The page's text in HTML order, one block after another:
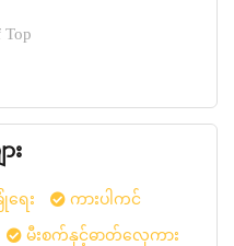
Top
း
ရေး
ကားပါကင်
မီးစက်နှင့်ဓာတ်လှေကား